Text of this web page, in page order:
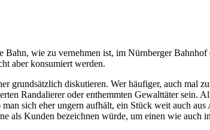
Bahn, wie zu vernehmen ist, im Nürnberger
aber konsumiert werden.
grundsätzlich diskutieren. Wer häufiger, auch
Randalierer oder enthemmten Gewalttäter
sich eher ungern aufhält, ein Stück weit auch
als Kunden bezeichnen würde, um einen wie auch